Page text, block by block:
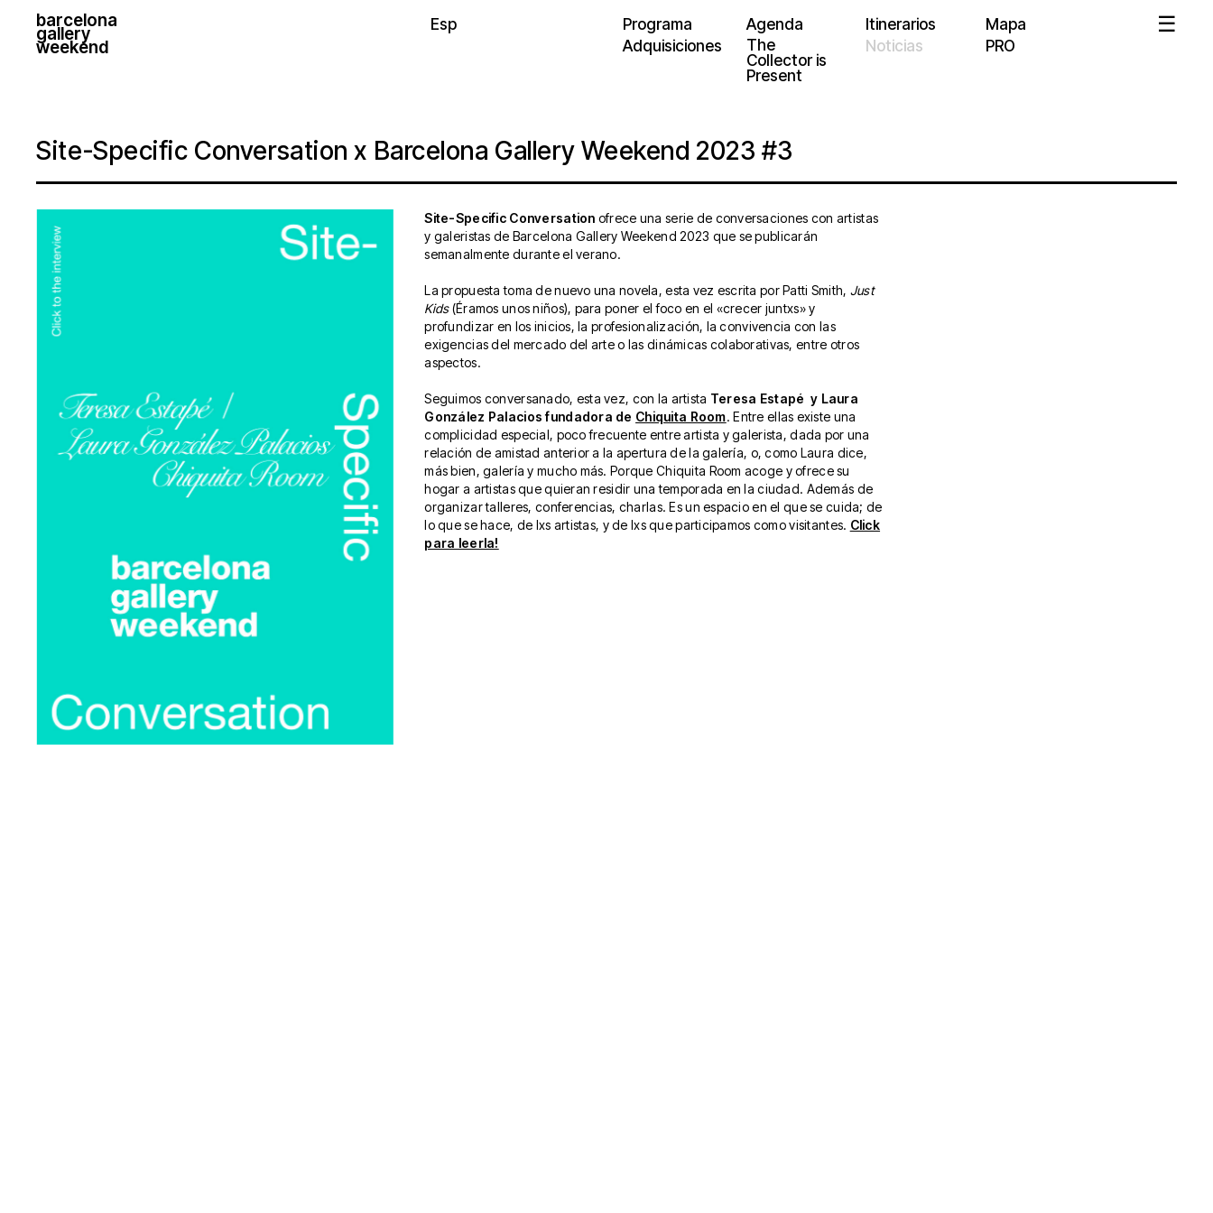
barcelona
gallery
weekend
Esp Programa Agenda Itinerarios
Mapa
Adquisiciones
The
Collector is
Present
Noticias PRO
Site-Specific Conversation x Barcelona Gallery Weekend 2023 #3
Site-Specific Conversation ofrece una serie de conversaciones con artistas
y galeristas de Barcelona Gallery Weekend 2023 que se publicarán
semanalmente durante el verano.
La propuesta toma de nuevo una novela, esta vez escrita por Patti Smith, Just
Kids(Éramos unos niños), para poner el foco en el «crecer juntxs» y
profundizar en los inicios, la profesionalización, la convivencia con las
exigencias del mercado del arte o las dinámicas colaborativas, entre otros
aspectos.
Seguimos conversanado, esta vez, con la artista Teresa Estapé y Laura
González Palacios fundadora de Chiquita Room. Entre ellas existe una
complicidad especial, poco frecuente entre artista y galerista, dada por una
relación de amistad anterior a la apertura de la galería, o, como Laura dice,
más bien, galería y mucho más. Porque Chiquita Room acoge y ofrece su
hogar a artistas que quieran residir una temporada en la ciudad. Además de
organizar talleres, conferencias, charlas. Es un espacio en el que se cuida; de
lo que se hace, de lxs artistas, y de lxs que participamos como visitantes. Click
para leerla!